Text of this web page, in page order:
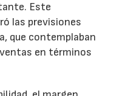
Este
las previsiones
que contemplaban
en términos